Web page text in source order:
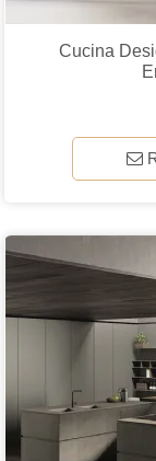
Cucina